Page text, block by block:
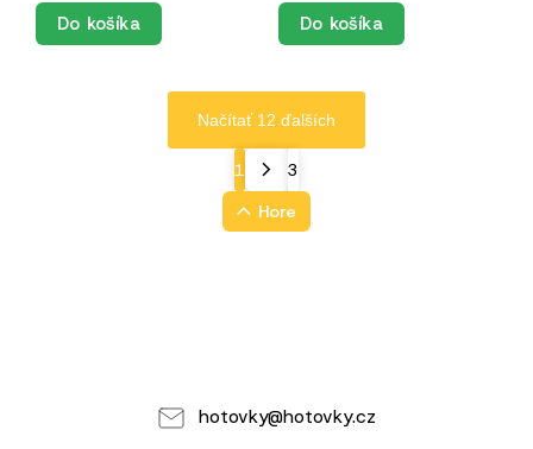
Do košíka Do košíka
Načítať 12 ďalších
1
3
Hore
hotovky@hotovky.cz